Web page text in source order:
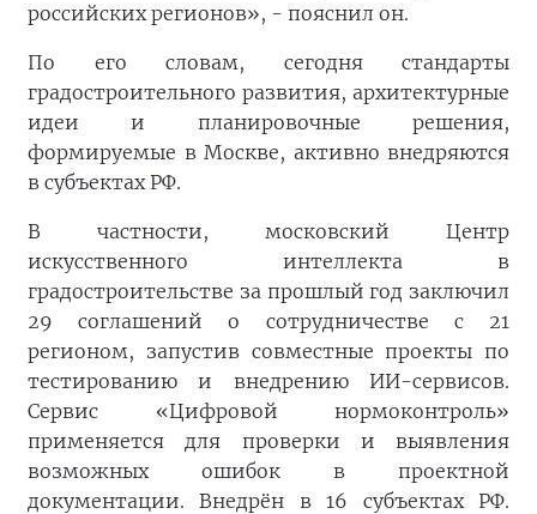
российских регионов», - пояснил он.
По его словам, сегодня стандарты
градостроительного развития, архитектурные
идеи и планировочные решения,
формируемые в Москве, активно внедряются
в субъектах РФ.
В частности, московский Центр
искусственного интеллекта в
градостроительстве за прошлый год заключил
29 соглашений о сотрудничестве с 21
регионом, запустив совместные проекты по
тестированию и внедрению ИИ-сервисов.
Сервис «Цифровой нормоконтроль»
применяется для проверки и выявления
возможных ошибок в проектной
документации. Внедрён в 16 субъектах РФ.